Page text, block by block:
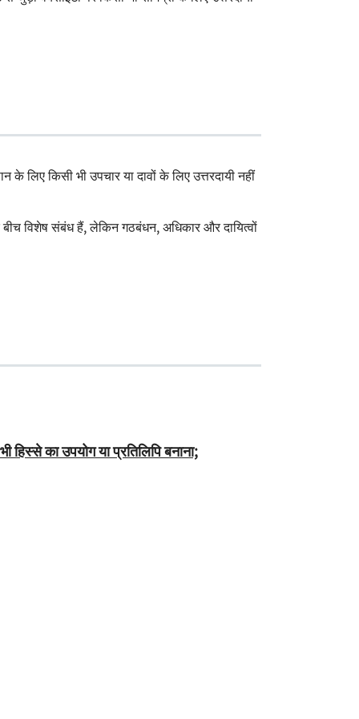
लिए किसी भी उपचार या दावों के लिए उत्तरदायी नहीं
विशेष संबंध हैं, लेकिन गठबंधन, अधिकार और दायित्वों
का उपयोग या प्रतिलिपि बनाना;